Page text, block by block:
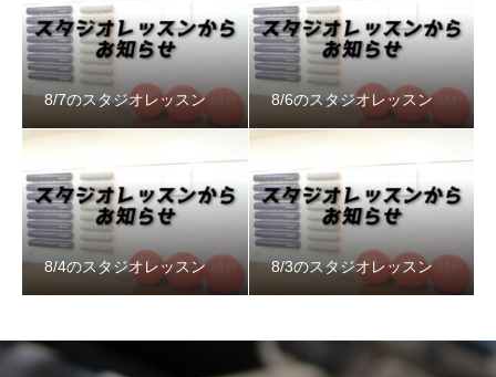
8/7のスタジオレッスン 8/6のスタジオレッスン
8/4のスタジオレッスン 8/3のスタジオレッスン